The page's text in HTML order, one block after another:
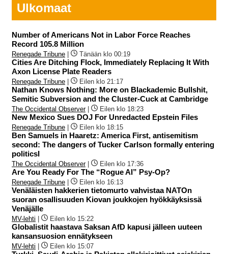
Ulkomaat
Number of Americans Not in Labor Force Reaches
Record 105.8 Million
Renegade Tribune | Tänään klo 00:19
Cities Are Ditching Flock, Immediately Replacing It With
Axon License Plate Readers
Renegade Tribune | Eilen klo 21:17
Nathan Knows Nothing: More on Blackademic Bullshit,
Semitic Subversion and the Cluster-Cuck at Cambridge
The Occidental Observer| Eilen klo 18:23
New Mexico Sues DOJ For Unredacted Epstein Files
Renegade Tribune | Eilen klo 18:15
Ben Samuels in Haaretz: America First, antisemitism
second: The dangers of Tucker Carlson formally entering
politicsI
The Occidental Observer| Eilen klo 17:36
Are You Ready For The “Rogue AI” Psy-Op?
Renegade Tribune | Eilen klo 16:13
Venäläisten hakkerien tietomurto vahvistaa NATOn
suoran osallisuuden Kiovan joukkojen hyökkäyksissä
Venäjälle
MV-lehti | Eilen klo 15:22
Globalistit haastava Saksan AfD kapusi jälleen uuteen
kansansuosion ennätykseen
MV-lehti | Eilen klo 15:07